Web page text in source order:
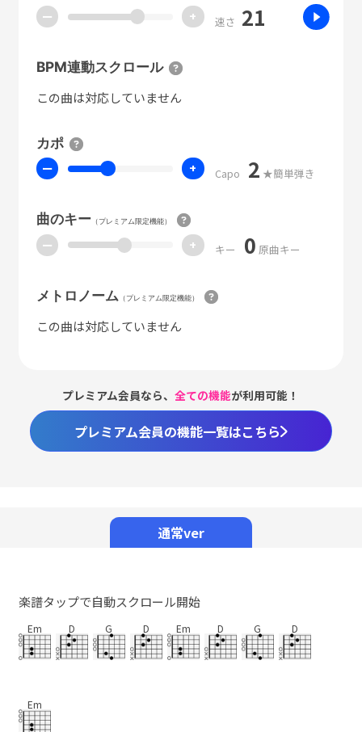
ー + 速さ 21
BPM連動スクロール
この曲は対応していません
カポ
ー + Capo 2 ★簡単弾き
曲のキー（プレミアム限定機能）
ー + キー 0 原曲キー
メトロノーム （プレミアム限定機能）
この曲は対応していません
プレミアム会員なら、全ての機能が利用可能！
プレミアム会員の機能一覧はこちら
通常ver
楽譜タップで自動スクロール開始
Em D G D Em D G D
Em